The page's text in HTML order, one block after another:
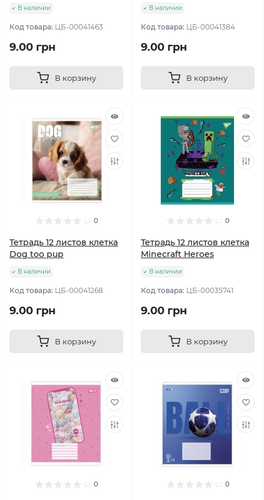
В наличии
Код товара: ЦБ-00041463
9.00 грн
В корзину
В наличии
Код товара: ЦБ-00041384
9.00 грн
В корзину
0
Тетрадь 12 листов клетка
Dog too pup
В наличии
Код товара: ЦБ-00041268
9.00 грн
В корзину
0
Тетрадь 12 листов клетка
Minecraft Heroes
В наличии
Код товара: ЦБ-00035741
9.00 грн
В корзину
0 0